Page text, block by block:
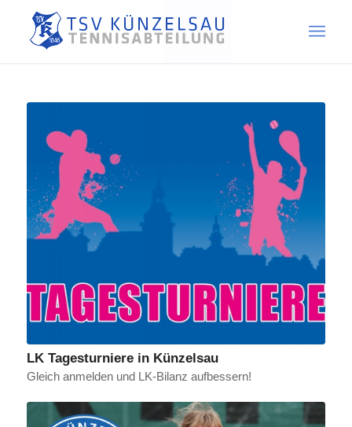
LK Tagesturniere in Künzelsau
Gleich anmelden und LK-Bilanz aufbessern!